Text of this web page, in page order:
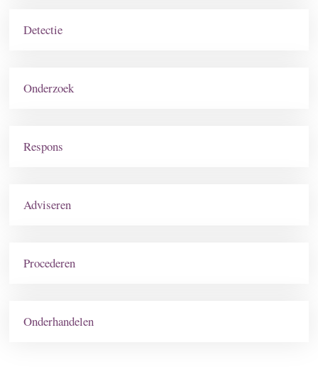
Detectie
Onderzoek
Respons
Adviseren
Procederen
Onderhandelen